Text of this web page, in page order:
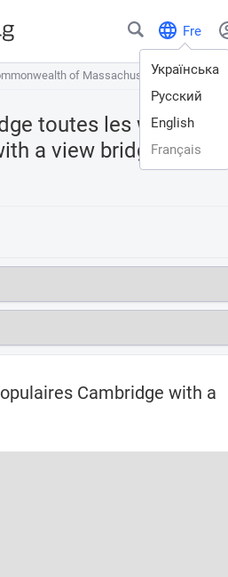
Fre
Українська
Русский
English
Français
of Massachusetts
of Massachusetts
toutes les
a view bridge
Cambridge with a